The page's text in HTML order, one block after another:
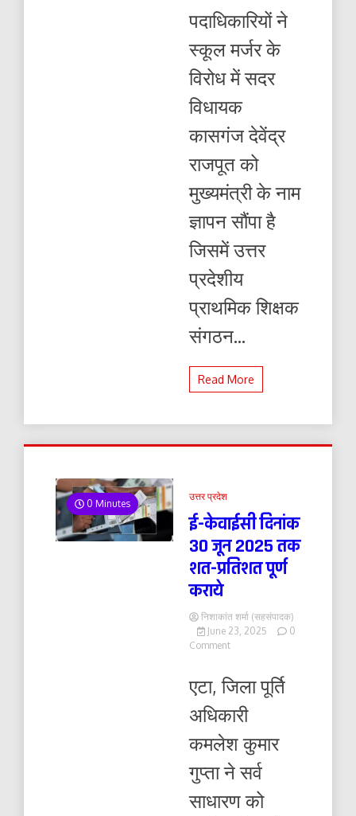
ज्ञापन
पदाधिकारियों ने
स्कूल मर्जर के
विरोध में सदर
विधायक
कासगंज देवेंद्र
राजपूत को
मुख्यमंत्री के नाम
ज्ञापन सौंपा है
जिसमें उत्तर
प्रदेशीय
प्राथमिक शिक्षक
संगठन...
Read More
0 Minutes
उत्तर प्रदेश
ई-केवाईसी दिनांक
30 जून 2025 तक
शत-प्रतिशत पूर्ण
कराये
निशाकांत शर्मा (सहसंपादक)
June 23, 2025
0
Commenton
दिनांक
जून
तक
शत-
प्रतिशत
कराये
एटा, जिला पूर्ति
अधिकारी
कमलेश कुमार
गुप्ता ने सर्व
साधारण को